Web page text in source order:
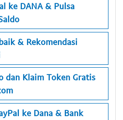
ke DANA & Pulsa
& Rekomendasi
dan Klaim Token Gratis
ke Dana & Bank